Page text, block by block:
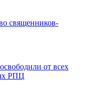
священников-
от всех
РПЦ